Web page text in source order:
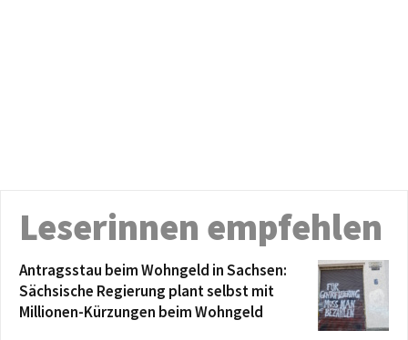
Leserinnen empfehlen
Antragsstau beim Wohngeld in Sachsen:
Sächsische Regierung plant selbst mit
Millionen-Kürzungen beim Wohngeld